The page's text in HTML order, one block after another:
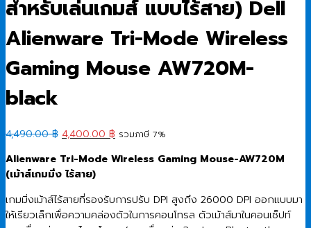
สำหรับเล่นเกมส์ แบบไร้สาย) Dell
Alienware Tri-Mode Wireless
Gaming Mouse AW720M-
black
4,490.00฿ Original
was:
4,490.00 ฿.
4,400.00 ฿ Current
is:
รวมภาษี 7%
Alienware Tri-Mode Wireless Gaming Mouse-AW720M
(เม้าส์เกมมิ่ง ไร้สาย)
เกมมิ่งเม้าส์ไร้สายที่รองรับการปรับ DPI สูงถึง 26000 DPI ออกแบบมา
ให้เรียวเล็กเพื่อความคล่องตัวในการคอนโทรล ตัวเม้าส์มาในคอนเซ็ปท์